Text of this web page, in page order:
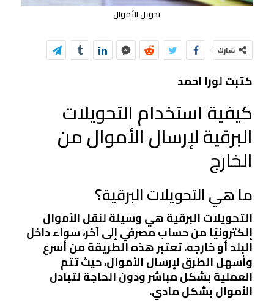
تحويل الأموال
شارك
كتبت لورا احمد
كيفية استخدام التحويلات
البرقية لإرسال الأموال من
الخارج
ما هي التحويلات البرقية؟
التحويلات البرقية هي وسيلة لنقل الأموال
إلكترونيًا من حساب مصرفي إلى آخر، سواء داخل
البلد أو خارجه. تعتبر هذه الطريقة من أسرع
وأسهل الطرق لإرسال الأموال، حيث تتم
العملية بشكل مباشر ودون الحاجة لتبادل
الأموال بشكل مادي.